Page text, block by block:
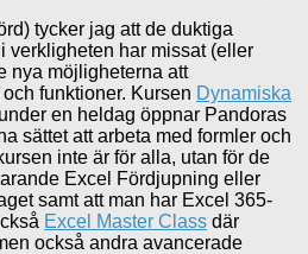
tycker jag att de duktiga
verkligheten har missat (eller
nya möjligheterna att
funktioner. Kursen Dynamiska
en heldag öppnar Pandoras
sättet att arbeta med formler och
inte är för alla, utan för de
Excel Fördjupning eller
samt att man har Excel 365-
Excel Master Class där
också andra avancerade